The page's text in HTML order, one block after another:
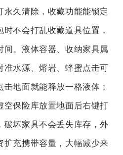
久清除，收藏功能能锁定
不会打乱收藏道具位置，
间。液体容器、收纳家具属
准水源、熔岩、蜂蜜点击可
地面就能释放一格液体；
空保险库放置地面后右键打
破坏家具不会丢失库存，外
扩充携带容量，大幅减少来